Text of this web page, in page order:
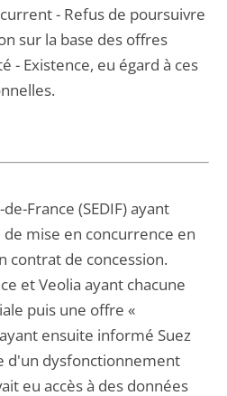
- Refus de poursuivre
sur la base des offres
- Existence, eu égard à ces
France (SEDIF) ayant
mise en concurrence en
contrat de concession.
et Veolia ayant chacune
puis une offre «
ensuite informé Suez
d'un dysfonctionnement
eu accès à des données